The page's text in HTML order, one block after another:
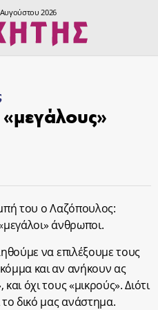
2026
του ο Λαζόπουλος:
άνθρωποι.
να επιλέξουμε τους
και αν ανήκουν ας
όχι τους «μικρούς». Διότι
δικό μας ανάστημα.